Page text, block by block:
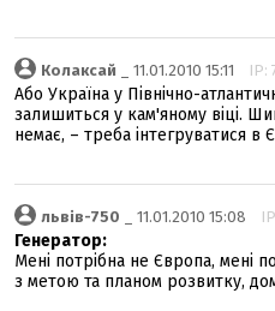
Колаксай _ 11.01.2010 15:11 IP:
Або Україна у Північно-
залишиться у кам'яному віці.
немає, – треба інтегруватися в
львів-750 _ 11.01.2010 15:08
Генератор:
Мені потрібна не Європа, мені
з метою та планом розвитку,